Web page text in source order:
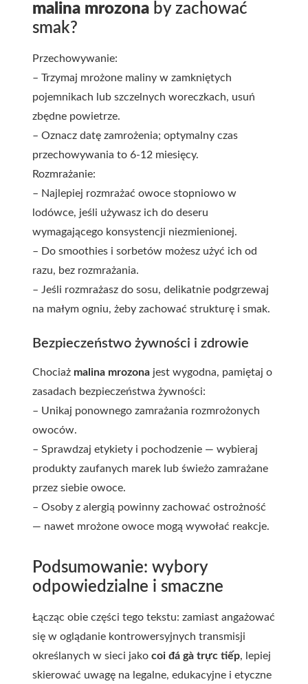
malina mrozona by zachować
smak?
Przechowywanie:
– Trzymaj mrożone maliny w zamkniętych
pojemnikach lub szczelnych woreczkach, usuń
zbędne powietrze.
– Oznacz datę zamrożenia; optymalny czas
przechowywania to 6-12 miesięcy.
Rozmrażanie:
– Najlepiej rozmrażać owoce stopniowo w
lodówce, jeśli używasz ich do deseru
wymagającego konsystencji niezmienionej.
– Do smoothies i sorbetów możesz użyć ich od
razu, bez rozmrażania.
– Jeśli rozmrażasz do sosu, delikatnie podgrzewaj
na małym ogniu, żeby zachować strukturę i smak.
Bezpieczeństwo żywności i zdrowie
Chociaż malina mrozona jest wygodna, pamiętaj o
zasadach bezpieczeństwa żywności:
– Unikaj ponownego zamrażania rozmrożonych
owoców.
– Sprawdzaj etykiety i pochodzenie — wybieraj
produkty zaufanych marek lub świeżo zamrażane
przez siebie owoce.
– Osoby z alergią powinny zachować ostrożność
— nawet mrożone owoce mogą wywołać reakcje.
Podsumowanie: wybory
odpowiedzialne i smaczne
Łącząc obie części tego tekstu: zamiast angażować
się w oglądanie kontrowersyjnych transmisji
określanych w sieci jako coi đá gà trực tiếp, lepiej
skierować uwagę na legalne, edukacyjne i etyczne